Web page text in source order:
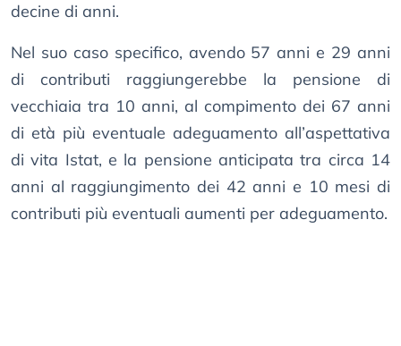
decine di anni.
Nel suo caso specifico, avendo 57 anni e 29 anni
di contributi raggiungerebbe la pensione di
vecchiaia tra 10 anni, al compimento dei 67 anni
di età più eventuale adeguamento all’aspettativa
di vita Istat, e la pensione anticipata tra circa 14
anni al raggiungimento dei 42 anni e 10 mesi di
contributi più eventuali aumenti per adeguamento.